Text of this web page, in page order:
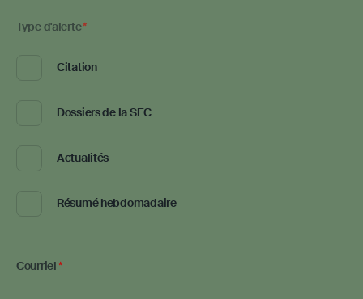
Type d'alerte*Required
Citation
Dossiers de la SEC
Actualités
Résumé hebdomadaire
Courriel